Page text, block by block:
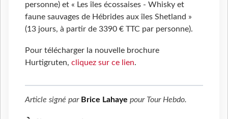
personne) et « Les îles écossaises - Whisky et
faune sauvages de Hébrides aux îles Shetland »
(13 jours, à partir de 3390 € TTC par personne).
Pour télécharger la nouvelle brochure
Hurtigruten, cliquez sur ce lien.
Article signé par Brice Lahaye pour Tour Hebdo.